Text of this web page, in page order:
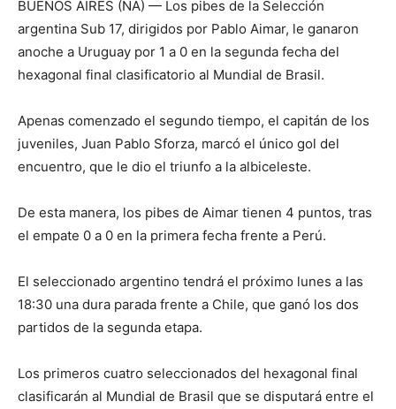
BUENOS AIRES (NA) — Los pibes de la Selección
argentina Sub 17, dirigidos por Pablo Aimar, le ganaron
anoche a Uruguay por 1 a 0 en la segunda fecha del
hexagonal final clasificatorio al Mundial de Brasil.
Apenas comenzado el segundo tiempo, el capitán de los
juveniles, Juan Pablo Sforza, marcó el único gol del
encuentro, que le dio el triunfo a la albiceleste.
De esta manera, los pibes de Aimar tienen 4 puntos, tras
el empate 0 a 0 en la primera fecha frente a Perú.
El seleccionado argentino tendrá el próximo lunes a las
18:30 una dura parada frente a Chile, que ganó los dos
partidos de la segunda etapa.
Los primeros cuatro seleccionados del hexagonal final
clasificarán al Mundial de Brasil que se disputará entre el